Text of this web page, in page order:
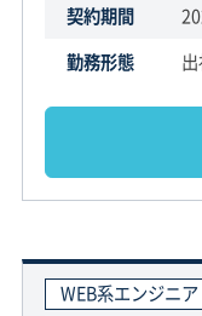
契約期間
勤務形態
WEB系エンジニア